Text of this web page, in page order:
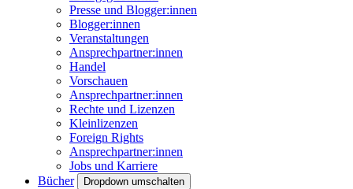
Presse und Blogger:innen
Blogger:innen
Veranstaltungen
Ansprechpartner:innen
Handel
Vorschauen
Ansprechpartner:innen
Rechte und Lizenzen
Kleinlizenzen
Foreign Rights
Ansprechpartner:innen
Jobs und Karriere
Bücher
Dropdown umschalten